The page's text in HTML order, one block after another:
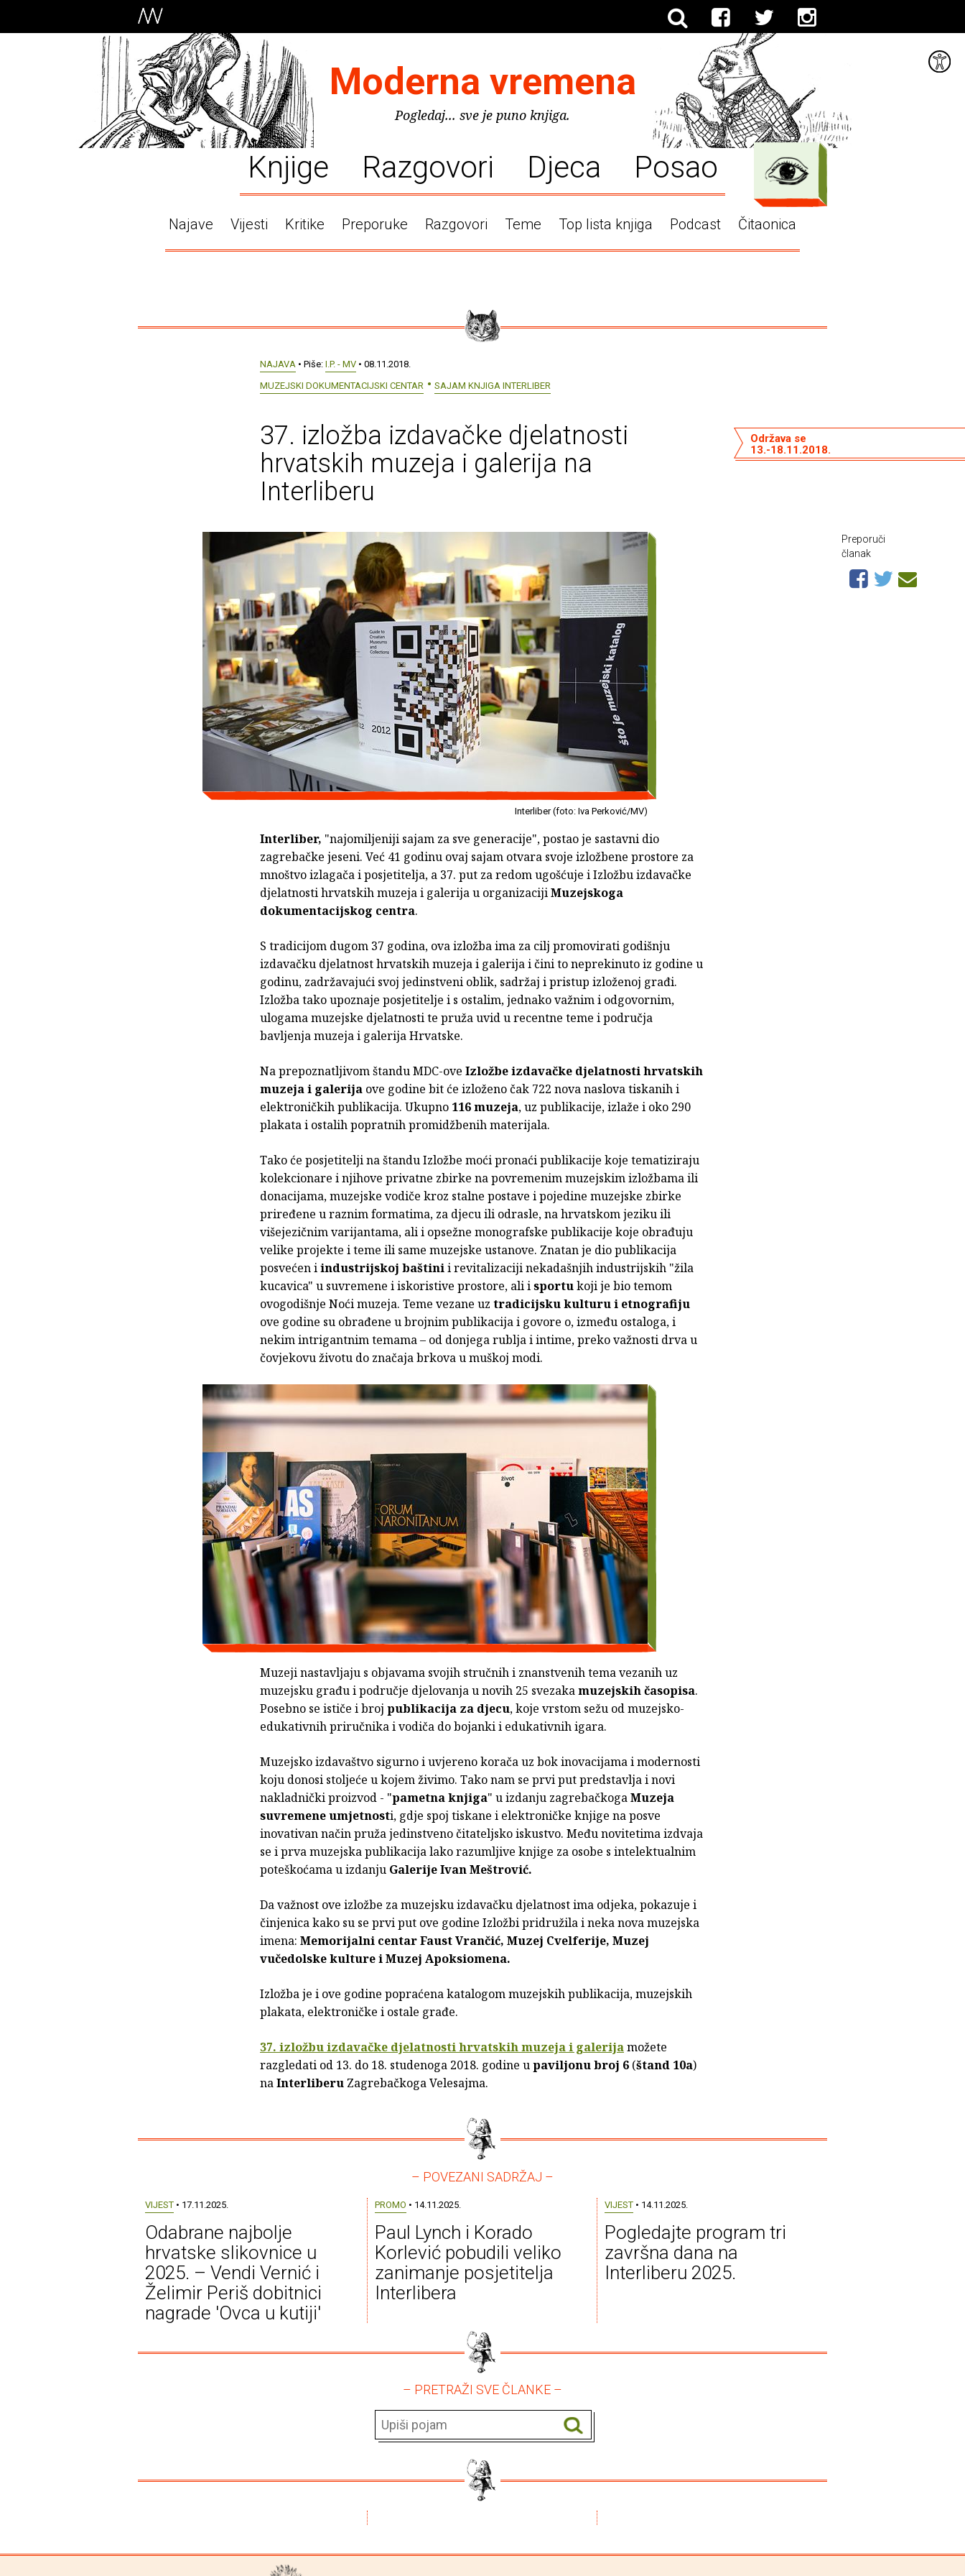
Moderna vremena
Pogledaj... sve je puno knjiga.
Knjige Razgovori Djeca Posao
Najave Vijesti Kritike Preporuke Razgovori Teme Top lista knjiga Podcast Čitaonica
NAJAVA • Piše: I.P. - MV • 08.11.2018.
MUZEJSKI DOKUMENTACIJSKI CENTAR
SAJAM KNJIGA INTERLIBER
37. izložba izdavačke djelatnosti
hrvatskih muzeja i galerija na
Interliberu
Održava se
13.-18.11.2018.
Interliber (foto: Iva Perković/MV)
Interliber, "najomiljeniji sajam za sve generacije", postao je sastavni dio
zagrebačke jeseni. Već 41 godinu ovaj sajam otvara svoje izložbene prostore za
mnoštvo izlagača i posjetitelja, a 37. put za redom ugošćuje i Izložbu izdavačke
djelatnosti hrvatskih muzeja i galerija u organizacijiMuzejskoga
dokumentacijskog centra.
S tradicijom dugom 37 godina, ova izložba ima za cilj promovirati godišnju
izdavačku djelatnost hrvatskih muzeja i galerija i čini to neprekinuto iz godine u
godinu, zadržavajući svoj jedinstveni oblik, sadržaj i pristup izloženoj građi.
Izložba tako upoznaje posjetitelje i s ostalim, jednako važnim i odgovornim,
ulogama muzejske djelatnosti te pruža uvid u recentne teme i područja
bavljenja muzeja i galerija Hrvatske.
Na prepoznatljivom štandu MDC-ove Izložbe izdavačke djelatnosti hrvatskih
muzeja i galerija ove godine bit će izloženo čak 722 nova naslova tiskanih i
elektroničkih publikacija. Ukupno 116 muzeja, uz publikacije, izlaže i oko 290
plakata i ostalih popratnih promidžbenih materijala.
Tako će posjetitelji na štandu Izložbe moći pronaći publikacije koje tematiziraju
kolekcionare i njihove privatne zbirke na povremenim muzejskim izložbama ili
donacijama, muzejske vodiče kroz stalne postave i pojedine muzejske zbirke
priređene u raznim formatima, za djecu ili odrasle, na hrvatskom jeziku ili
višejezičnim varijantama, ali i opsežne monografske publikacije koje obrađuju
velike projekte i teme ili same muzejske ustanove. Znatan je dio publikacija
posvećen iindustrijskoj baštinii revitalizaciji nekadašnjih industrijskih "žila
kucavica" u suvremene i iskoristive prostore, ali isportukoji je bio temom
ovogodišnje Noći muzeja. Teme vezane uz tradicijsku kulturu i etnografiju
ove godine su obrađene u brojnim publikacija i govore o, između ostaloga, i
nekim intrigantnim temama – od donjega rublja i intime, preko važnosti drva u
čovjekovu životu do značaja brkova u muškoj modi.
Muzeji nastavljaju s objavama svojih stručnih i znanstvenih tema vezanih uz
muzejsku građu i područje djelovanja u novih 25 svezakamuzejskih časopisa.
Posebno se ističe i broj publikacija za djecu, koje vrstom sežu od muzejsko-
edukativnih priručnika i vodiča do bojanki i edukativnih igara.
Muzejsko izdavaštvo sigurno i uvjereno korača uz bok inovacijama i modernosti
koju donosi stoljeće u kojem živimo. Tako nam se prvi put predstavlja i novi
nakladnički proizvod - "pametna knjiga" u izdanju zagrebačkogaMuzeja
suvremene umjetnosti, gdje spoj tiskane i elektroničke knjige na posve
inovativan način pruža jedinstveno čitateljsko iskustvo. Među novitetima izdvaja
se i prva muzejska publikacija lako razumljive knjige za osobe s intelektualnim
poteškoćama u izdanju Galerije Ivan Meštrović.
Da važnost ove izložbe za muzejsku izdavačku djelatnost ima odjeka, pokazuje i
činjenica kako su se prvi put ove godine Izložbi pridružila i neka nova muzejska
imena: Memorijalni centar Faust Vrančić, Muzej Cvelferije, Muzej
vučedolske kulture i Muzej Apoksiomena.
Izložba je i ove godine popraćena katalogom muzejskih publikacija, muzejskih
plakata, elektroničke i ostale građe.
37. izložbu izdavačke djelatnosti hrvatskih muzeja i galerijamožete
razgledati od 13. do 18. studenoga 2018. godine upaviljonu broj 6 (štand 10a)
naInterliberu Zagrebačkoga Velesajma.
Preporuči
članak
– POVEZANI SADRŽAJ –
VIJEST• 17.11.2025.
Odabrane najbolje
hrvatske slikovnice u
2025. – Vendi Vernić i
Želimir Periš dobitnici
nagrade 'Ovca u kutiji'
PROMO • 14.11.2025.
Paul Lynch i Korado
Korlević pobudili veliko
zanimanje posjetitelja
Interlibera
VIJEST• 14.11.2025.
Pogledajte program tri
završna dana na
Interliberu 2025.
– PRETRAŽI SVE ČLANKE –